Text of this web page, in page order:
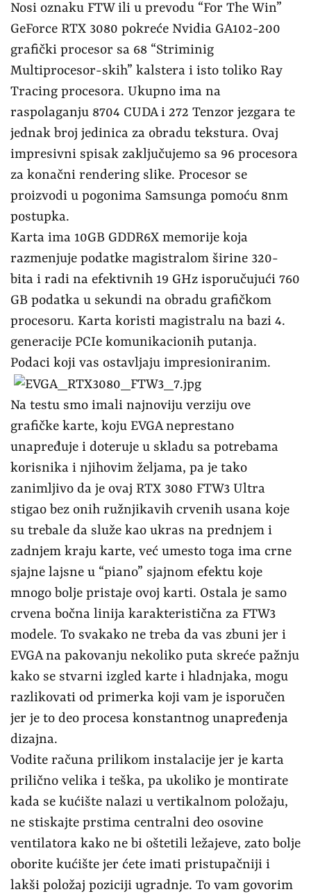
Nosi oznaku FTW ili u prevodu “For The Win”
GeForce RTX 3080 pokreće Nvidia GA102-200
grafički procesor sa 68 “Striminig
Multiprocesor-skih” kalstera i isto toliko Ray
Tracing procesora. Ukupno ima na
raspolaganju 8704 CUDA i 272 Tenzor jezgara te
jednak broj jedinica za obradu tekstura. Ovaj
impresivni spisak zaključujemo sa 96 procesora
za konačni rendering slike. Procesor se
proizvodi u pogonima Samsunga pomoću 8nm
postupka.
Karta ima 10GB GDDR6X memorije koja
razmenjuje podatke magistralom širine 320-
bita i radi na efektivnih 19 GHz isporučujući 760
GB podatka u sekundi na obradu grafičkom
procesoru. Karta koristi magistralu na bazi 4.
generacije PCIe komunikacionih putanja.
Podaci koji vas ostavljaju impresioniranim.
Na testu smo imali najnoviju verziju ove
grafičke karte, koju EVGA neprestano
unapređuje i doteruje u skladu sa potrebama
korisnika i njihovim željama, pa je tako
zanimljivo da je ovaj RTX 3080 FTW3 Ultra
stigao bez onih ružnjikavih crvenih usana koje
su trebale da služe kao ukras na prednjem i
zadnjem kraju karte, već umesto toga ima crne
sjajne lajsne u “piano” sjajnom efektu koje
mnogo bolje pristaje ovoj karti. Ostala je samo
crvena bočna linija karakteristična za FTW3
modele. To svakako ne treba da vas zbuni jer i
EVGA na pakovanju nekoliko puta skreće pažnju
kako se stvarni izgled karte i hladnjaka, mogu
razlikovati od primerka koji vam je isporučen
jer je to deo procesa konstantnog unapređenja
dizajna.
Vodite računa prilikom instalacije jer je karta
prilično velika i teška, pa ukoliko je montirate
kada se kućište nalazi u vertikalnom položaju,
ne stiskajte prstima centralni deo osovine
ventilatora kako ne bi oštetili ležajeve, zato bolje
oborite kućište jer ćete imati pristupačniji i
lakši položaj poziciji ugradnje. To vam govorim